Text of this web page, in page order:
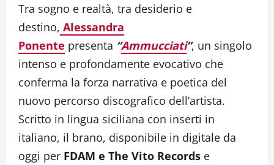
Tra sogno e realtà, tra desiderio e
destino, Alessandra
Ponente presenta “Ammucciati”, un singolo
intenso e profondamente evocativo che
conferma la forza narrativa e poetica del
nuovo percorso discografico dell’artista.
Scritto in lingua siciliana con inserti in
italiano, il brano, disponibile in digitale da
oggi per FDAM e The Vito Records e